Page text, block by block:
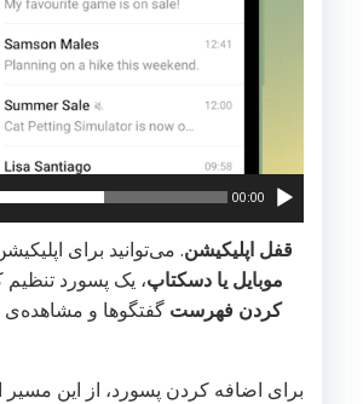
00:00
قفل اپلیکیشن. می‌توانید برای
موبایل یا دسکتاپ‌، یک پسورد تنظیم
کردن فهرست گفتگوها و مشاهده‌ی
برای اضافه کردن پسورد، از این مسیر